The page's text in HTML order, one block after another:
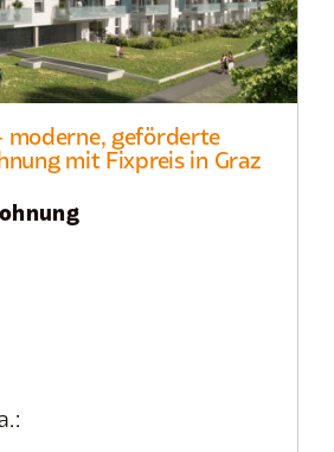
moderne, geförderte
mit Fixpreis in Graz